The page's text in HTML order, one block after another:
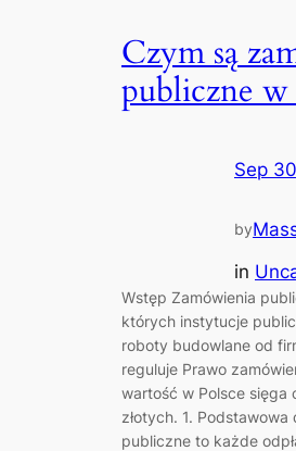
Czym są
publiczne w
Sep
by
in
Wstęp Zamówienia
których instytucje
roboty budowlane od
reguluje Prawo
wartość w Polsce sięga
złotych. 1.
publiczne to każde